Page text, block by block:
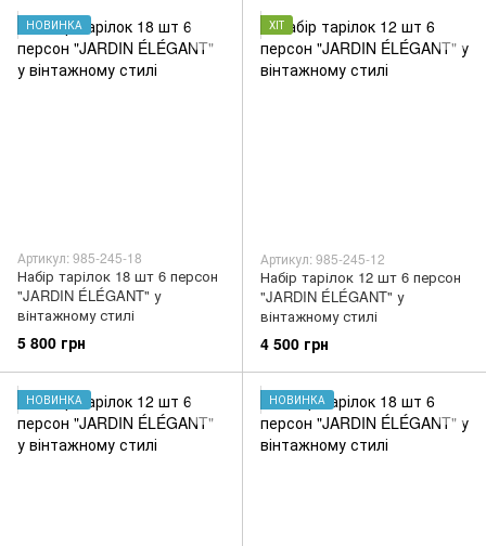
НОВИНКА
Артикул: 985-245-18
Набір тарілок 18 шт 6 персон
"JARDIN ÉLÉGANT" у
вінтажному стилі
5 800 грн
ХІТ
Артикул: 985-245-12
Набір тарілок 12 шт 6 персон
"JARDIN ÉLÉGANT" у
вінтажному стилі
4 500 грн
НОВИНКА НОВИНКА